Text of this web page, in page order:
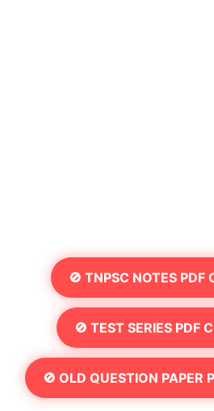
🚫 TNPSC NOTES PDF
🚫 TEST SERIES PDF
🚫 OLD QUESTION PAPER